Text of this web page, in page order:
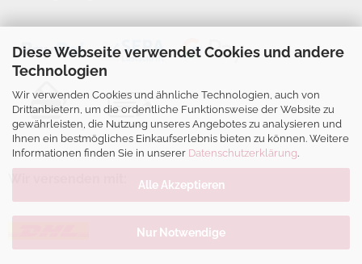
Diese Webseite verwendet Cookies und andere
Technologien
Wir verwenden Cookies und ähnliche Technologien, auch von
Drittanbietern, um die ordentliche Funktionsweise der Website zu
gewährleisten, die Nutzung unseres Angebotes zu analysieren und
Ihnen ein bestmögliches Einkaufserlebnis bieten zu können. Weitere
Informationen finden Sie in unserer Datenschutzerklärung.
Alle Akzeptieren
Nur Notwendige